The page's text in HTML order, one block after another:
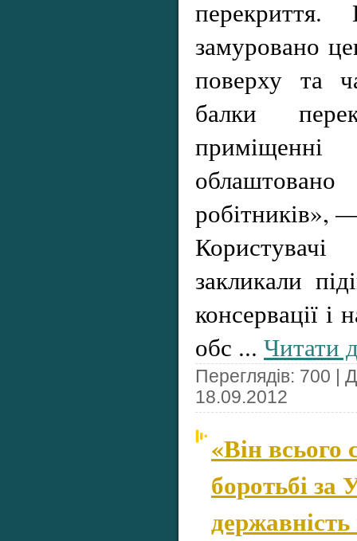
замуровано
поверху та
балки
приміщенні
робітників»,
закликали
консервації
обс ... Читати
Переглядів: 700 |
18.09.2012
«Він всього
боротьбі за